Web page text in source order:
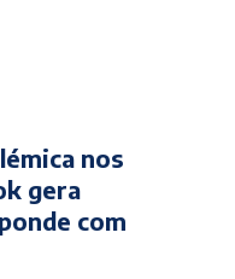
nos
gera
com